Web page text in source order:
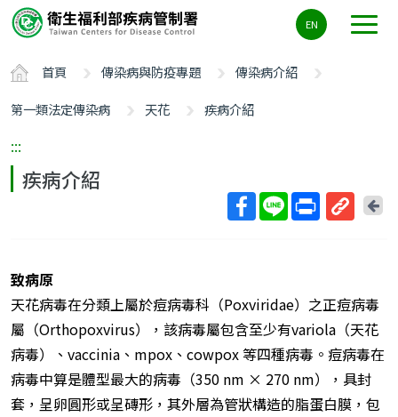
要
容
ALT+C
EN
首頁 傳染病與防疫專題
傳染病介紹
第一類法定傳染病
天花 疾病介紹
:::
疾病介紹
網
址
回
致病原
天花病毒在分類上屬於痘病毒科（Poxviridae）之正痘病毒
屬（Orthopoxvirus），該病毒屬包含至少有variola（天花
病毒）、vaccinia、mpox、cowpox 等四種病毒。痘病毒在
病毒中算是體型最大的病毒（350 nm × 270 nm），具封
套，呈卵圓形或呈磚形，其外層為管狀構造的脂蛋白膜，包